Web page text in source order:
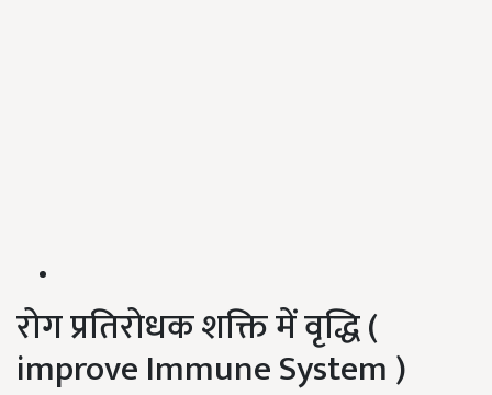
रोग प्रतिरोधक शक्ति में वृद्धि (
improve Immune System )